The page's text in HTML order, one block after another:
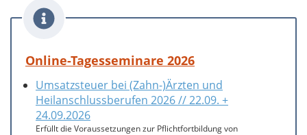
Online-Tagesseminare 2026
Umsatzsteuer bei (Zahn-)Ärzten und
Heilanschlussberufen 2026 // 22.09. +
24.09.2026
Erfüllt die Voraussetzungen zur Pflichtfortbildung von